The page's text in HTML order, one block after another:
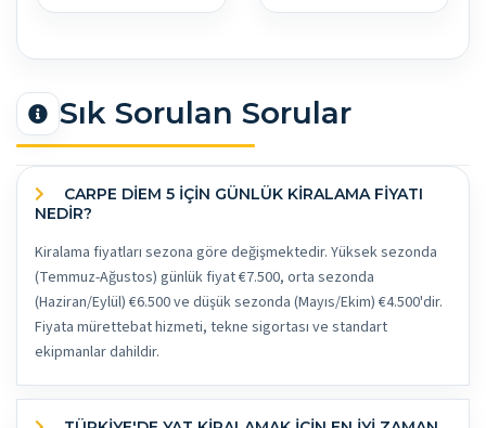
Sık Sorulan Sorular
NEDİR?
Kiralama fiyatları sezona göre değişmektedir. Yüksek sezonda
(Temmuz-Ağustos) günlük fiyat €7.500, orta sezonda
(Haziran/Eylül) €6.500 ve düşük sezonda (Mayıs/Ekim) €4.500'dir.
Fiyata mürettebat hizmeti, tekne sigortası ve standart
ekipmanlar dahildir.